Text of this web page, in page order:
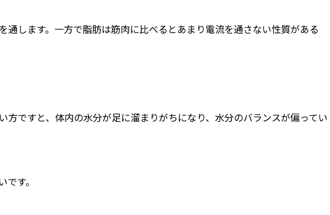
します。一方で脂肪は筋肉に比べるとあまり電流を通さない性質がある
ですと、体内の水分が足に溜まりがちになり、水分のバランスが偏ってい
す。